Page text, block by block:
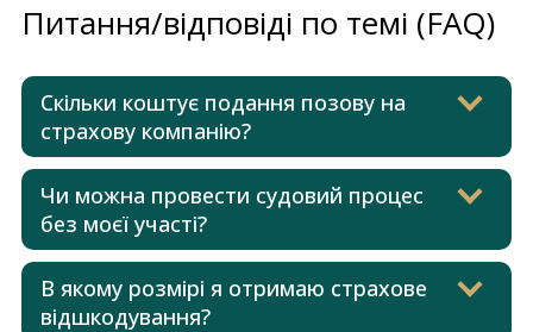
Питання/відповіді по темі (FAQ)
Скільки коштує подання позову на
страхову компанію?
Чи можна провести судовий процес
без моєї участі?
В якому розмірі я отримаю страхове
відшкодування?